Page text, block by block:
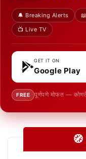
🔔 Breaking Alerts
📺 Live TV
GET IT ON
Google Play
FREE पूर्णपणे मोफत —
🧭